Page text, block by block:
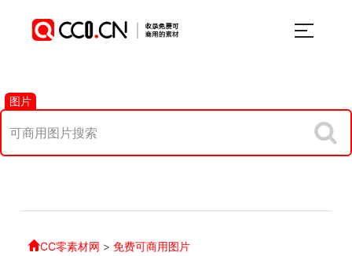
图片
CC零素材网 > 免费可商用图片